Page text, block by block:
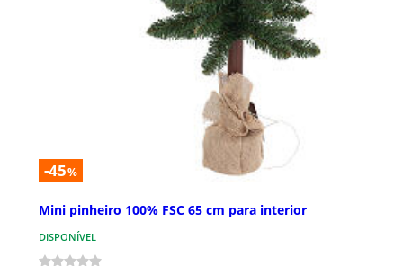
-45%
Mini pinheiro 100% FSC 65 cm para interior
DISPONÍVEL